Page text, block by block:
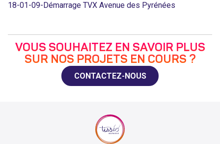
18-01-09-Démarrage TVX Avenue des Pyrénées
VOUS SOUHAITEZ EN SAVOIR PLUS
SUR NOS PROJETS EN COURS ?
CONTACTEZ-NOUS